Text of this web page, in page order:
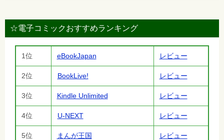
☆電子コミックおすすめランキング
1位 eBookJapan レビュー
2位 BookLive! レビュー
3位 Kindle Unlimited レビュー
4位 U-NEXT レビュー
5位 まんが王国 レビュー